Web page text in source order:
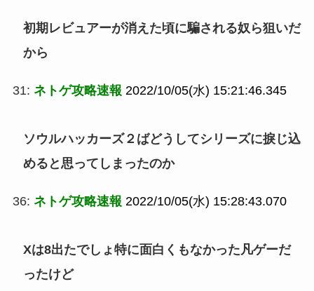
初期レビュアーが消えた頃に騙される奴ら狙いだ
から
31: ネトゲ攻略速報 2022/10/05(水) 15:21:46.345
ソウルハッカーズ２ばどうしてシリーズに捩じ込
めると思ってしまったのか
36: ネトゲ攻略速報 2022/10/05(水) 15:28:43.070
Xは8出たでしょ特に面白くもなかった凡ゲーだ
ったけど